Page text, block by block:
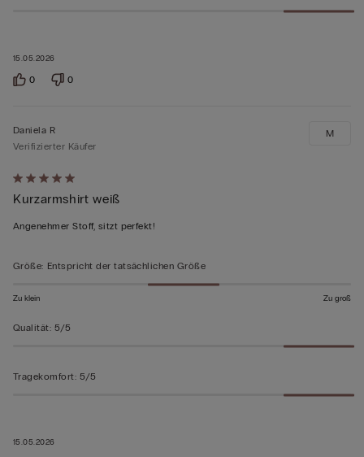
15.05.2026
0 0
Mit
5
von
bewertet
15.05.2026
Daniela R
Verifizierter Käufer
Kurzarmshirt weiß
Angenehmer Stoff, sitzt perfekt!
M
Größe: Entspricht der tatsächlichen Größe
Zu klein Zu groß
Qualität: 5/5
Tragekomfort: 5/5